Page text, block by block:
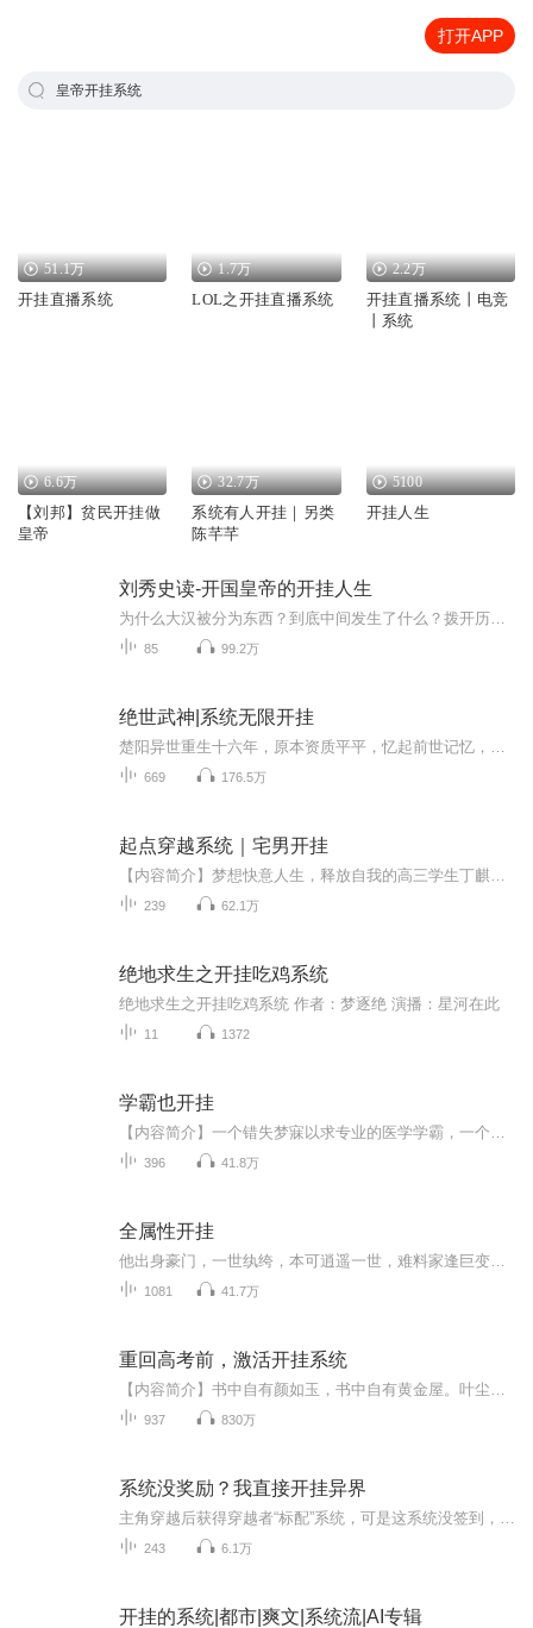
打开APP
皇帝开挂系统
51.1万
开挂直播系统
1.7万
LOL之开挂直播系统
2.2万
开挂直播系统丨电竞
丨系统
6.6万
【刘邦】贫民开挂做
皇帝
32.7万
系统有人开挂｜另类
陈芊芊
5100
开挂人生
刘秀史读-开国皇帝的开挂人生
85 99.2万
绝世武神|系统无限开挂
669 176.5万
起点穿越系统｜宅男开挂
239 62.1万
绝地求生之开挂吃鸡系统
绝地求生之开挂吃鸡系统 作者：梦逐绝 演播：星河在此
11 1372
学霸也开挂
396 41.8万
全属性开挂
1081 41.7万
重回高考前，激活开挂系统
937 830万
系统没奖励？我直接开挂异界
243 6.1万
开挂的系统|都市|爽文|系统流|AI专辑